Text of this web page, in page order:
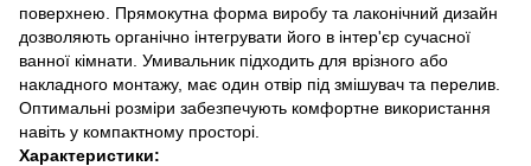
поверхнею. Прямокутна форма виробу та лаконічний дизайн
дозволяють органічно інтегрувати його в інтер'єр сучасної
ванної кімнати. Умивальник підходить для врізного або
накладного монтажу, має один отвір під змішувач та перелив.
Оптимальні розміри забезпечують комфортне використання
навіть у компактному просторі.
Характеристики: